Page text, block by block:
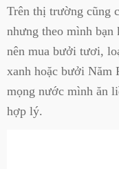
Trên thị trường cũng
nhưng theo mình bạn
nên mua bưởi tươi,
xanh hoặc bưởi Năm
mọng nước mình ăn
hợp lý.